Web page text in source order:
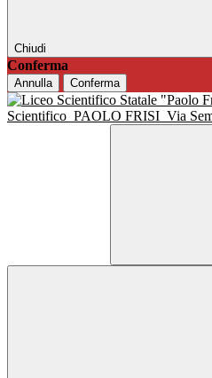
Chiudi
Conferma
Annulla Conferma
Scientifico PAOLO FRISI Via